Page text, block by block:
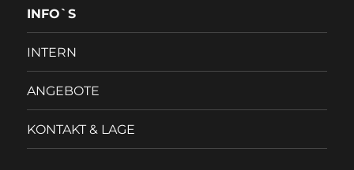
INFO`S
INTERN
ANGEBOTE
KONTAKT & LAGE